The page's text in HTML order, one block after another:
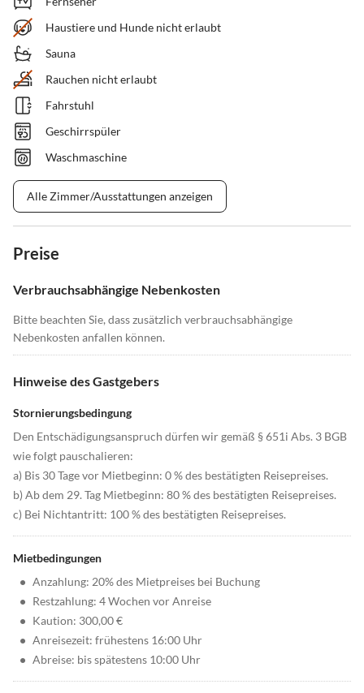
Haustiere und Hunde nicht erlaubt
Sauna
Rauchen nicht erlaubt
Fahrstuhl
Geschirrspüler
Waschmaschine
Alle Zimmer/Ausstattungen anzeigen
Preise
Verbrauchsabhängige Nebenkosten
Bitte beachten Sie, dass zusätzlich verbrauchsabhängige
Nebenkosten anfallen können.
Hinweise des Gastgebers
Stornierungsbedingung
Den Entschädigungsanspruch dürfen wir gemäß § 651i Abs. 3 BGB
wie folgt pauschalieren:
a) Bis 30 Tage vor Mietbeginn: 0 % des bestätigten Reisepreises.
b) Ab dem 29. Tag Mietbeginn: 80 % des bestätigten Reisepreises.
c) Bei Nichtantritt: 100 % des bestätigten Reisepreises.
Mietbedingungen
• Anzahlung: 20% des Mietpreises bei Buchung
• Restzahlung: 4 Wochen vor Anreise
• Kaution: 300,00 €
• Anreisezeit: frühestens 16:00 Uhr
• Abreise: bis spätestens 10:00 Uhr